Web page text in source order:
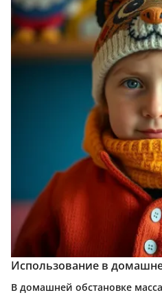
Использование в
В домашней обстановке